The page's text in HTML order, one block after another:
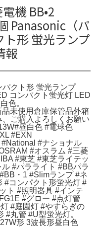
機 BB•2
Panasonic（パ
形 蛍光ランプ
報
クト形 蛍光ランプ
コンパクト蛍光灯 LED
色。
未使用倉庫保管品外箱
ご購入よろしくお願い
昼白色 #電球色
#EXN
#ナショナル
#オスラム #三菱
#東芝 #東芝ライテッ
#パラライト #BBパラ
・1 #Slimランプ #ネ
#コンパクト形蛍光灯 #
ト #照明器具 #インテ
#グロー #点灯管
#庭園灯 #やすらぎの
#丸管 #U型蛍光灯。
形 3波長形昼白色